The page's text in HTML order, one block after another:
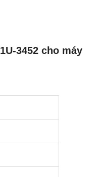
3452 cho máy